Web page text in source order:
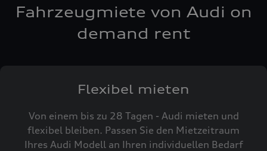
Fahrzeugmiete von Audi on
demand rent
Flexibel mieten
Von einem bis zu 28 Tagen - Audi mieten und
flexibel bleiben. Passen Sie den Mietzeitraum
Ihres Audi Modell an Ihren individuellen Bedarf